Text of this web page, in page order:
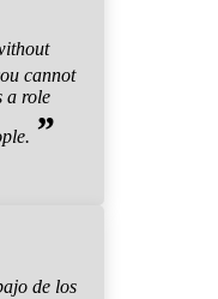
cannot
a role
”
de los